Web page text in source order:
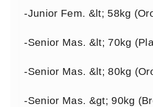
-Junior Fem. &lt; 58kg
-Senior Mas. &lt; 70kg
-Senior Mas. &lt; 80kg
-Senior Mas. &gt; 90kg